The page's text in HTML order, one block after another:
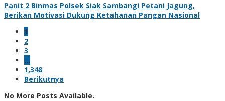
Panit 2 Binmas Polsek Siak Sambangi Petani Jagung,
Berikan Motivasi Dukung Ketahanan Pangan Nasional
1
2
3
…
1,348
Berikutnya
No More Posts Available.